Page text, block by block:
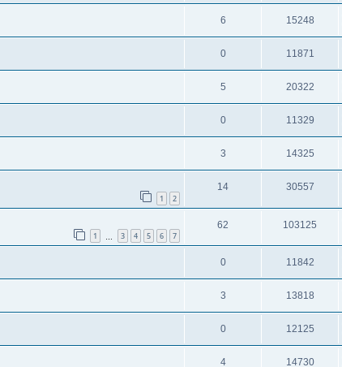
6 15248
0 11871
5 20322
0 11329
3 14325
1 2
14 30557
1 3 4 5 6 7
62 103125
0 11842
3 13818
0 12125
4 14730